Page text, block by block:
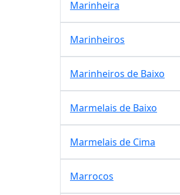
Marinheira
Marinheiros
Marinheiros de Baixo
Marmelais de Baixo
Marmelais de Cima
Marrocos